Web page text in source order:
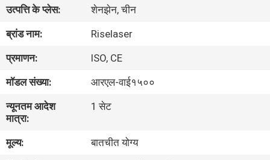
वीआर
शो
हमारे
बारे
उत्पत्ति के प्लेस:
शेनझेन, चीन
ब्रांड नाम:
Riselaser
प्रमाणन:
ISO, CE
मॉडल संख्या:
आरएल-वाई१५००
न्यूनतम आदेश
मात्रा:
1 सेट
मूल्य:
बातचीत योग्य